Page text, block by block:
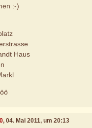
:-)
Haus
, 04. Mai 2011, um 20:13